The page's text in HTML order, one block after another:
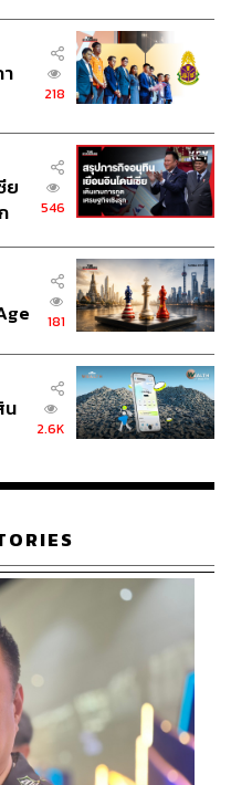
218
ย
546
181
น
2.6K